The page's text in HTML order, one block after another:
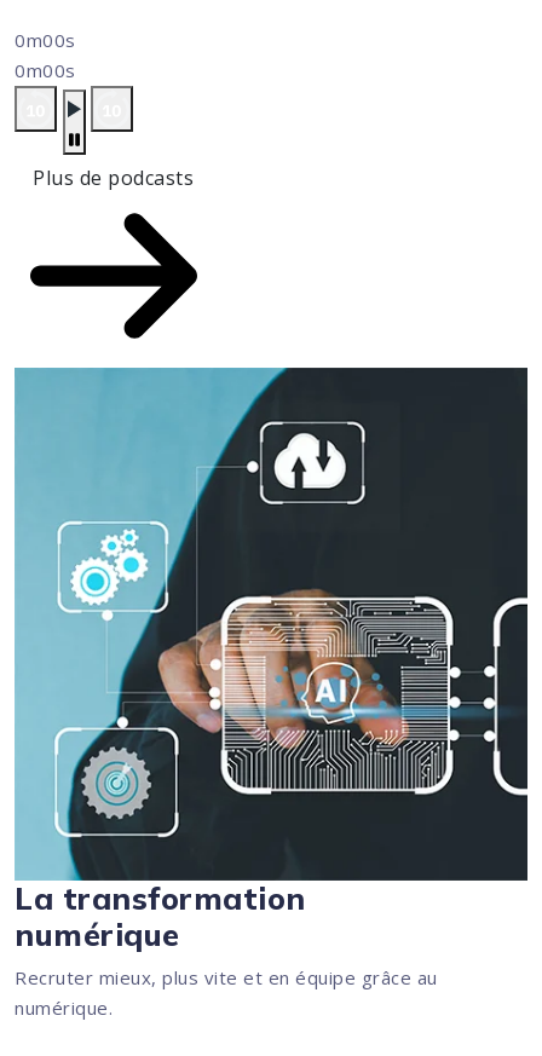
0m00s
0m00s
Plus de podcasts
La transformation
numérique
Recruter mieux, plus vite et en équipe grâce au
numérique.